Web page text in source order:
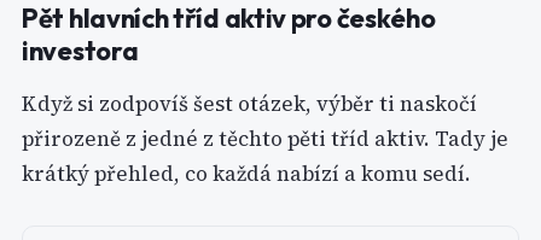
Pět hlavních tříd aktiv pro českého
investora
Když si zodpovíš šest otázek, výběr ti naskočí
přirozeně z jedné z těchto pěti tříd aktiv. Tady je
krátký přehled, co každá nabízí a komu sedí.